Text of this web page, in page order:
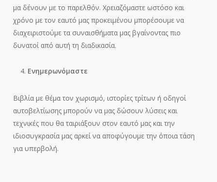
μα δένουν με το παρελθόν. Χρειαζόμαστε ωστόσο και
χρόνο με τον εαυτό μας προκειμένου μπορέσουμε να
διαχειριστούμε τα συναισθήματα μας βγαίνοντας πιο
δυνατοί από αυτή τη διαδικασία.
Ενημερωνόμαστε
Βιβλία με θέμα τον χωρισμό, ιστορίες τρίτων ή οδηγοί
αυτοβελτίωσης μπορούν να μας δώσουν λύσεις και
τεχνικές που θα ταιριάξουν στον εαυτό μας και την
ιδιοσυγκρασία μας αρκεί να αποφύγουμε την όποια τάση
για υπερβολή.